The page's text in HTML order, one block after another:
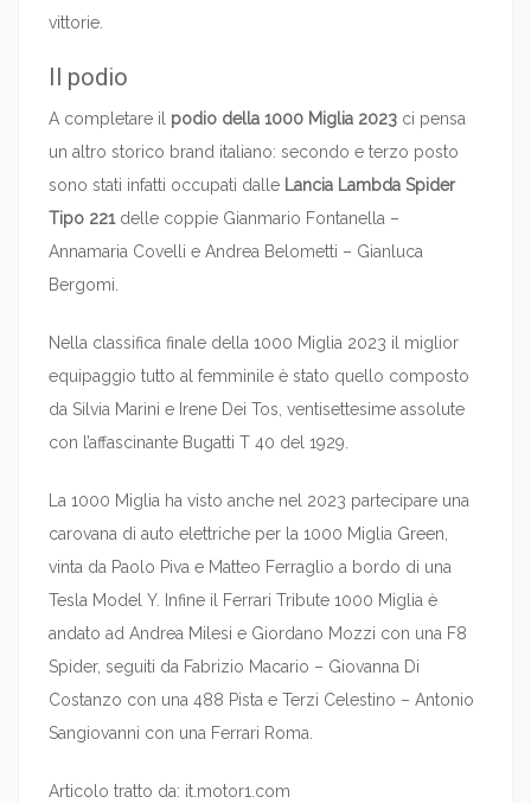
vittorie.
Il podio
A completare il podio della 1000 Miglia 2023 ci pensa
un altro storico brand italiano: secondo e terzo posto
sono stati infatti occupati dalle Lancia Lambda Spider
Tipo 221delle coppie Gianmario Fontanella –
Annamaria Covelli e Andrea Belometti – Gianluca
Bergomi.
Nella classifica finale della 1000 Miglia 2023 il miglior
equipaggio tutto al femminile è stato quello composto
da Silvia Marini e Irene Dei Tos, ventisettesime assolute
con l’affascinante Bugatti T 40 del 1929.
La 1000 Miglia ha visto anche nel 2023 partecipare una
carovana di auto elettriche per la 1000 Miglia Green,
vinta da Paolo Piva e Matteo Ferraglio a bordo di una
Tesla Model Y. Infine il Ferrari Tribute 1000 Miglia è
andato ad Andrea Milesi e Giordano Mozzi con una F8
Spider, seguiti da Fabrizio Macario – Giovanna Di
Costanzo con una 488 Pista e Terzi Celestino – Antonio
Sangiovanni con una Ferrari Roma.
Articolo tratto da: it.motor1.com